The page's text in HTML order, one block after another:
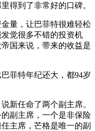
得到了非常好的口碑。
量，让巴菲特很难轻松
觉很多不错的投资机
国来说，带来的收益是
菲特年纪还大，都94岁
新任命了两个副主席。
副主席，一个是非保险
主席，芒格是唯一的副